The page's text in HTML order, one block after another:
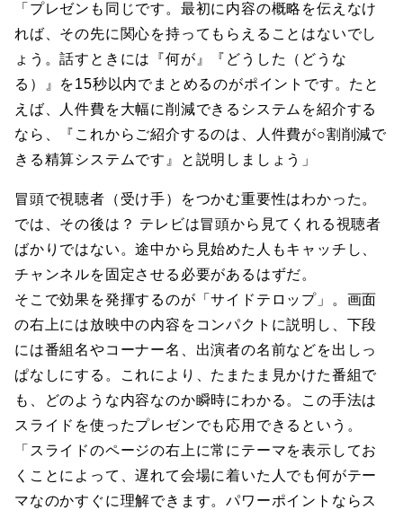
「プレゼンも同じです。最初に内容の概略を伝えなけ
れば、その先に関心を持ってもらえることはないでし
ょう。話すときには『何が』『どうした（どうな
る）』を15秒以内でまとめるのがポイントです。たと
えば、人件費を大幅に削減できるシステムを紹介する
なら、『これからご紹介するのは、人件費が○割削減で
きる精算システムです』と説明しましょう」
冒頭で視聴者（受け手）をつかむ重要性はわかった。
では、その後は？ テレビは冒頭から見てくれる視聴者
ばかりではない。途中から見始めた人もキャッチし、
チャンネルを固定させる必要があるはずだ。
そこで効果を発揮するのが「サイドテロップ」。画面
の右上には放映中の内容をコンパクトに説明し、下段
には番組名やコーナー名、出演者の名前などを出しっ
ぱなしにする。これにより、たまたま見かけた番組で
も、どのような内容なのか瞬時にわかる。この手法は
スライドを使ったプレゼンでも応用できるという。
「スライドのページの右上に常にテーマを表示してお
くことによって、遅れて会場に着いた人でも何がテー
マなのかすぐに理解できます。パワーポイントならス